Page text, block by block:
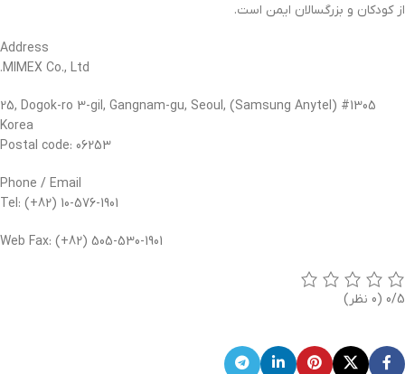
از کودکان و بزرگسالان ایمن است.
Address
MIMEX Co., Ltd.
#1305 (Samsung Anytel) 25, Dogok-ro 3-gil, Gangnam-gu, Seoul,
Korea
Postal code: 06253
Phone / Email
Tel: (+82) 10-576-1901
Web Fax: (+82) 505-530-1901
0/5 (0 نظر)